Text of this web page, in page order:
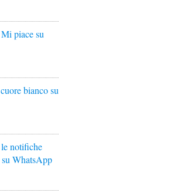
piace su
bianco su
notifiche
WhatsApp